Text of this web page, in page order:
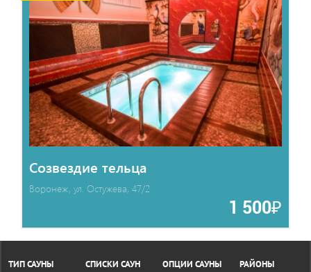
Созвездие тельца
Воронеж, ул. Остужева, 47/2
1 500₽
ТИП САУНЫ
СПИСКИ САУН
ОПЦИИ САУНЫ
РАЙОНЫ